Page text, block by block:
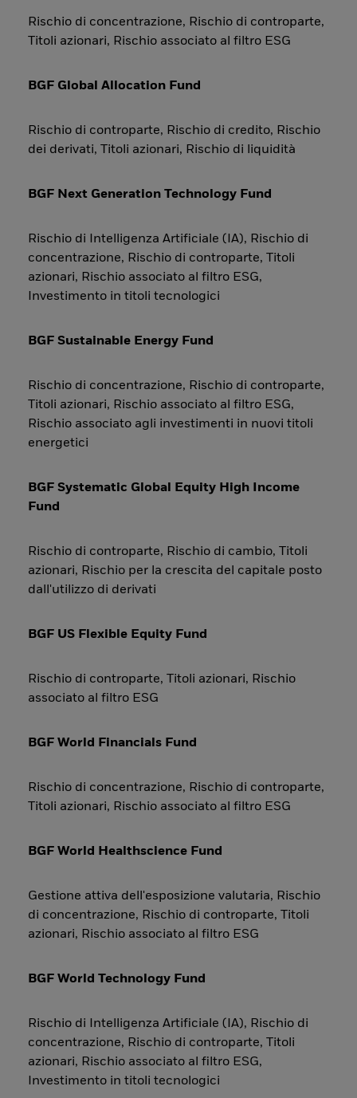
Rischio di concentrazione, Rischio di controparte,
Titoli azionari, Rischio associato al filtro ESG
BGF Global Allocation Fund
Rischio di controparte, Rischio di credito, Rischio
dei derivati, Titoli azionari, Rischio di liquidità
BGF Next Generation Technology Fund
Rischio di Intelligenza Artificiale (IA), Rischio di
concentrazione, Rischio di controparte, Titoli
azionari, Rischio associato al filtro ESG,
Investimento in titoli tecnologici
BGF Sustainable Energy Fund
Rischio di concentrazione, Rischio di controparte,
Titoli azionari, Rischio associato al filtro ESG,
Rischio associato agli investimenti in nuovi titoli
energetici
BGF Systematic Global Equity High Income
Fund
Rischio di controparte, Rischio di cambio, Titoli
azionari, Rischio per la crescita del capitale posto
dall'utilizzo di derivati
BGF US Flexible Equity Fund
Rischio di controparte, Titoli azionari, Rischio
associato al filtro ESG
BGF World Financials Fund
Rischio di concentrazione, Rischio di controparte,
Titoli azionari, Rischio associato al filtro ESG
BGF World Healthscience Fund
Gestione attiva dell'esposizione valutaria, Rischio
di concentrazione, Rischio di controparte, Titoli
azionari, Rischio associato al filtro ESG
BGF World Technology Fund
Rischio di Intelligenza Artificiale (IA), Rischio di
concentrazione, Rischio di controparte, Titoli
azionari, Rischio associato al filtro ESG,
Investimento in titoli tecnologici